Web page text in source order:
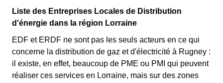
Liste des Entreprises Locales de Distribution
d'énergie dans la région Lorraine
EDF et ERDF ne sont pas les seuls acteurs en ce qui
concerne la distribution de gaz et d'électricité à Rugney :
il existe, en effet, beaucoup de PME ou PMI qui peuvent
réaliser ces services en Lorraine, mais sur des zones